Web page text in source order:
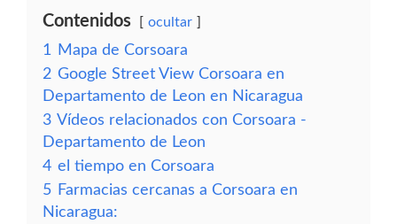
Contenidos ocultar
1
Mapa de Corsoara
2 Google Street View Corsoara en
Departamento de Leon en Nicaragua
3 Vídeos relacionados con Corsoara -
Departamento de Leon
4 el tiempo en Corsoara
5 Farmacias cercanas a Corsoara en
Nicaragua: